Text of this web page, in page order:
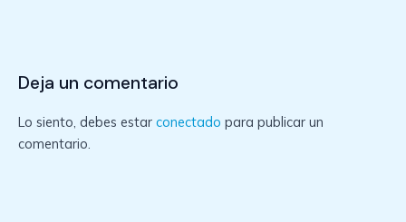
Deja un comentario
Lo siento, debes estar conectado para publicar un
comentario.